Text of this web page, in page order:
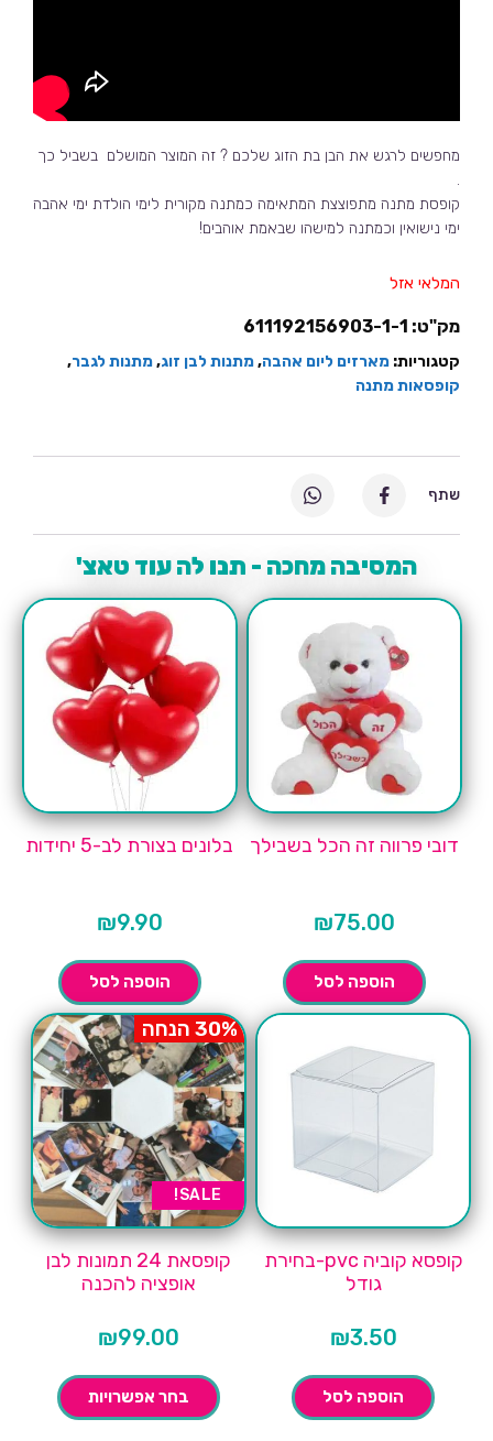
מחפשים לרגש את הבן בת הזוג שלכם ? זה המוצר המושלם בשביל כך
.
קופסת מתנה מתפוצצת המתאימה כמתנה מקורית לימי הולדת ימי אהבה
ימי נישואין וכמתנה למישהו שבאמת אוהבים!
המלאי אזל
מק"ט: 611192156903-1-1
קטגוריות: מארזים ליום אהבה,מתנות לבן זוג,מתנות לגבר,
קופסאות מתנה
המסיבה מחכה - תנו לה עוד טאצ'
דובי פרווה זה הכל בשבילך
₪75.00
הוספה לסל
בלונים בצורת לב-5 יחידות
₪9.90
הוספה לסל
קופסא קוביה pvc-בחירת
גודל
₪3.50
הוספה לסל
SALE!
30% הנחה
קופסאת 24 תמונות לבן
אופציה להכנה
₪99.00
בחר אפשרויות
שתף